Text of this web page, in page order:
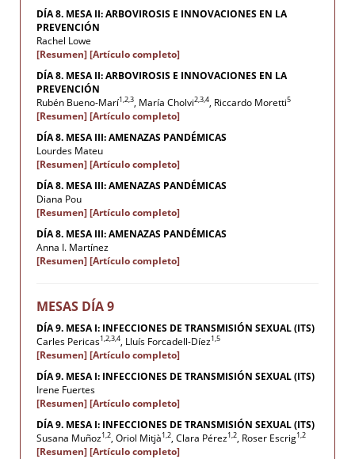
DÍA 8. MESA II: ARBOVIROSIS E INNOVACIONES EN LA
PREVENCIÓN
Rachel Lowe
[Resumen][Artículo completo]
DÍA 8. MESA II: ARBOVIROSIS E INNOVACIONES EN LA
PREVENCIÓN
Rubén Bueno-Marí1,2,3, María Cholvi2,3,4, Riccardo Moretti5
[Resumen][Artículo completo]
DÍA 8. MESA III: AMENAZAS PANDÉMICAS
Lourdes Mateu
[Resumen][Artículo completo]
DÍA 8. MESA III: AMENAZAS PANDÉMICAS
Diana Pou
[Resumen][Artículo completo]
DÍA 8. MESA III: AMENAZAS PANDÉMICAS
Anna I. Martínez
[Resumen][Artículo completo]
MESAS DÍA 9
DÍA 9. MESA I: INFECCIONES DE TRANSMISIÓN SEXUAL (ITS)
Carles Pericas1,2,3,4, Lluís Forcadell-Díez1,5
[Resumen][Artículo completo]
DÍA 9. MESA I: INFECCIONES DE TRANSMISIÓN SEXUAL (ITS)
Irene Fuertes
[Resumen][Artículo completo]
DÍA 9. MESA I: INFECCIONES DE TRANSMISIÓN SEXUAL (ITS)
Susana Muñoz1,2, Oriol Mitjà1,2, Clara Pérez1,2, Roser Escrig1,2
[Resumen][Artículo completo]